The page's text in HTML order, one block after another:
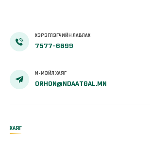
ХЭРЭГЛЭГЧИЙН ЛАВЛАХ
7577-6699
И-МЭЙЛ ХАЯГ
ORHON@NDAATGAL.MN
ХАЯГ